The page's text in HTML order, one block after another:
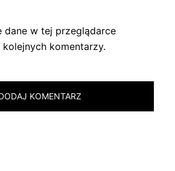
dane w tej przeglądarce
komentarzy.